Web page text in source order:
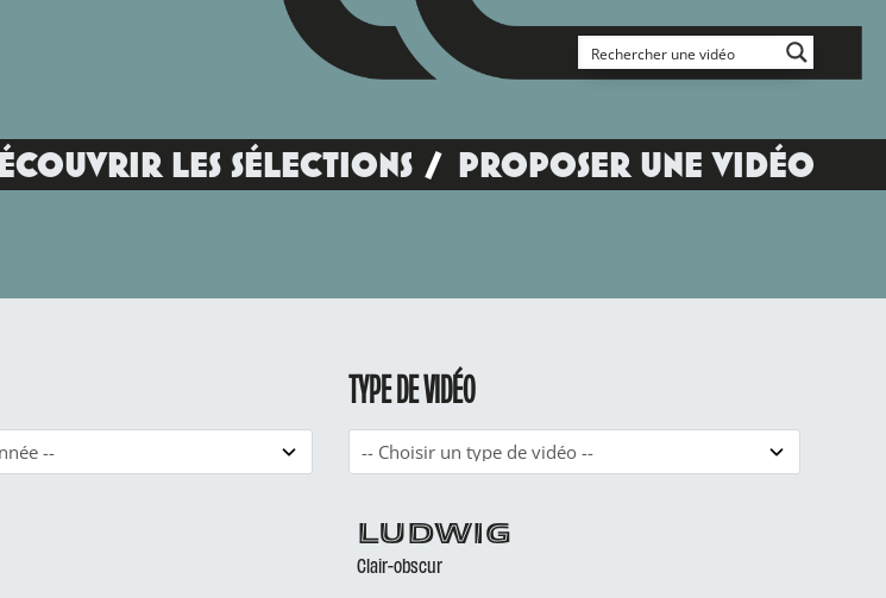
LES SÉLECTIONS PROPOSER UNE VIDÉO
TYPE DE VIDÉO
LUDWIG
Clair-obscur